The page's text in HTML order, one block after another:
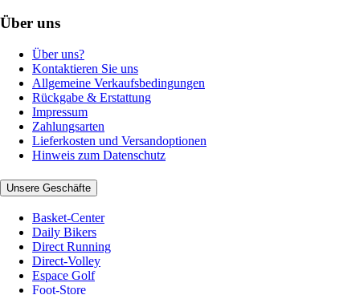
Über uns
Über uns?
Kontaktieren Sie uns
Allgemeine Verkaufsbedingungen
Rückgabe & Erstattung
Impressum
Zahlungsarten
Lieferkosten und Versandoptionen
Hinweis zum Datenschutz
Unsere Geschäfte
Basket-Center
Daily Bikers
Direct Running
Direct-Volley
Espace Golf
Foot-Store